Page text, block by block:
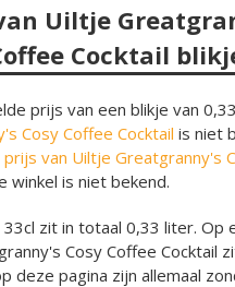
Uiltje
Cocktail
prijs van een blikje van
Cosy Coffee Cocktail is niet
prijs van Uiltje Greatgranny's
winkel is niet bekend.
33cl zit in totaal 0,33 liter. Op
Cosy Coffee Cocktail
deze pagina zijn allemaal